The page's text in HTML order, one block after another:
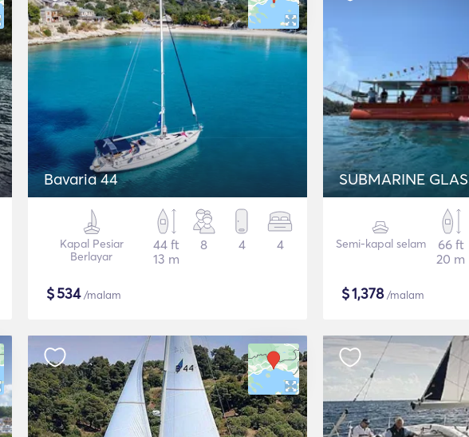
Bavaria 44
Kapal Pesiar
Berlayar
44 ft
13 m
8 4 4
$534/malam
SUBMARINE
Semi-kapal selam
66 ft
20 m
$1,378/malam